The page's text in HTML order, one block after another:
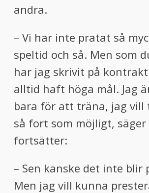
andra.
– Vi har inte pratat så
speltid och så. Men som
har jag skrivit på
alltid haft höga mål. Jag
bara för att träna, jag vill
så fort som möjligt, säger
fortsätter:
– Sen kanske det inte blir
Men jag vill kunna